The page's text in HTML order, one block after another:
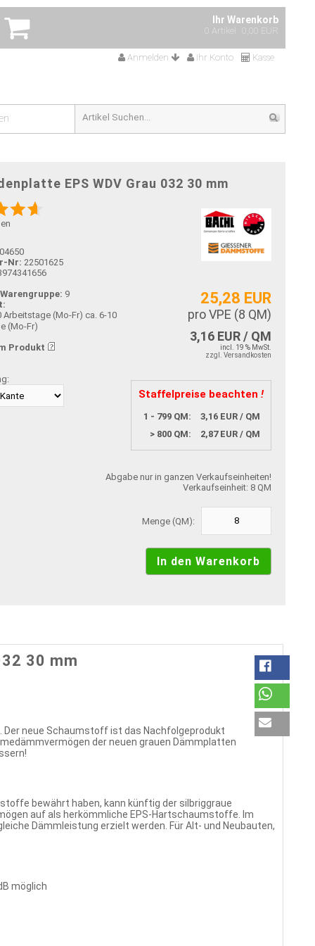
Ihr Warenkorb
0 Artikel 0,00 EUR
Anmelden Ihr Konto Kasse
EPS WDV Grau 032 30 mm
25,28 EUR
pro VPE (8 QM)
3,16 EUR / QM
incl. 19 % MwSt.
zzgl. Versandkosten
Staffelpreise beachten !
1 - 799 QM:
3,16 EUR / QM
> 800 QM:
2,87 EUR / QM
Nr: 22501625
9
ca. 6-10
(Mo-Fr)
Produkt
Abgabe nur in ganzen Verkaufseinheiten!
Verkaufseinheit: 8 QM
Menge (QM):
30 mm
Der neue Schaumstoff ist das Nachfolgeprodukt
der neuen grauen Dämmplatten
bewährt haben, kann künftig der silbriggraue
auf als herkömmliche EPS-Hartschaumstoffe. Im
Dämmleistung erzielt werden. Für Alt- und Neubauten,
möglich